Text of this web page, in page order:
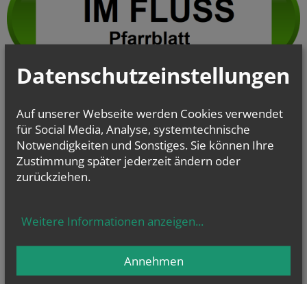
Datenschutzeinstellungen
Auf unserer Webseite werden Cookies verwendet
für Social Media, Analyse, systemtechnische
Notwendigkeiten und Sonstiges. Sie können Ihre
Zustimmung später jederzeit ändern oder
zurückziehen.
Weitere Informationen anzeigen...
Annehmen